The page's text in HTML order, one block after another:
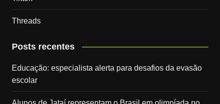
Threads
Posts recentes
Educação: especialista alerta para desafios da evasão
escolar